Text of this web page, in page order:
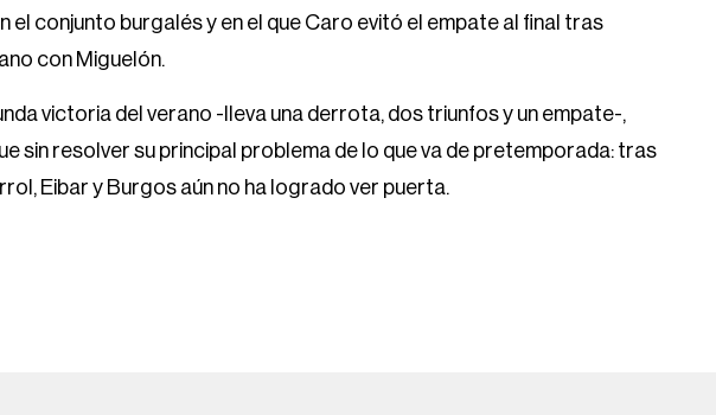
el conjunto burgalés y en el que Caro evitó el empate al final tras
con Miguelón.
victoria del verano -lleva una derrota, dos triunfos y un empate-,
sin resolver su principal problema de lo que va de pretemporada: tras
Eibar y Burgos aún no ha logrado ver puerta.